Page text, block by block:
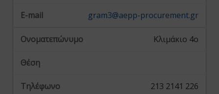
gram3@aepp-procurement.gr
Κλιμάκιο 4ο
213 2141 226